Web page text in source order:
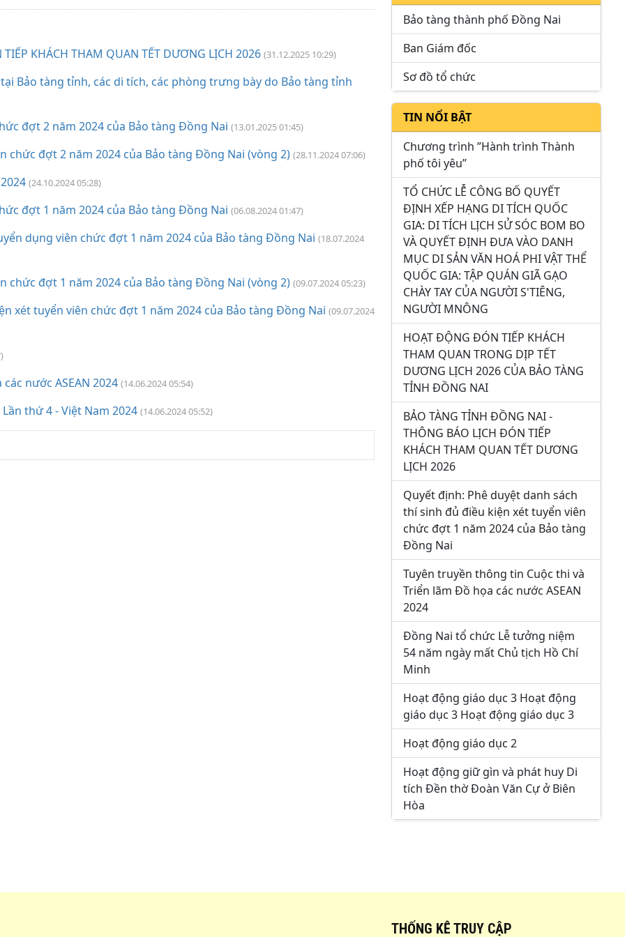
KHÁCH THAM QUAN TẾT DƯƠNG LỊCH 2026 (31.12.2025 10:29)
tại Bảo tàng tỉnh, các di tích, các phòng trưng bày do Bảo tàng tỉnh
đợt 2 năm 2024 của Bảo tàng Đồng Nai (13.01.2025 01:45)
chức đợt 2 năm 2024 của Bảo tàng Đồng Nai (vòng 2) (28.11.2024 07:06)
(24.10.2024 05:28)
đợt 1 năm 2024 của Bảo tàng Đồng Nai (06.08.2024 01:47)
dụng viên chức đợt 1 năm 2024 của Bảo tàng Đồng Nai (18.07.2024
chức đợt 1 năm 2024 của Bảo tàng Đồng Nai (vòng 2) (09.07.2024 05:23)
xét tuyển viên chức đợt 1 năm 2024 của Bảo tàng Đồng Nai (09.07.2024
nước ASEAN 2024 (14.06.2024 05:54)
thứ 4 - Việt Nam 2024 (14.06.2024 05:52)
Bảo tàng thành phố Đồng Nai
Ban Giám đốc
Sơ đồ tổ chức
TIN NỔI BẬT
Chương trình ”Hành trình Thành
phố tôi yêu”
TỔ CHỨC LỄ CÔNG BỐ QUYẾT
ĐỊNH XẾP HẠNG DI TÍCH QUỐC
GIA: DI TÍCH LỊCH SỬ SÓC BOM BO
VÀ QUYẾT ĐỊNH ĐƯA VÀO DANH
MỤC DI SẢN VĂN HOÁ PHI VẬT THỂ
QUỐC GIA: TẬP QUÁN GIÃ GẠO
CHÀY TAY CỦA NGƯỜI S'TIÊNG,
NGƯỜI MNÔNG
HOẠT ĐỘNG ĐÓN TIẾP KHÁCH
THAM QUAN TRONG DỊP TẾT
DƯƠNG LỊCH 2026 CỦA BẢO TÀNG
TỈNH ĐỒNG NAI
BẢO TÀNG TỈNH ĐỒNG NAI -
THÔNG BÁO LỊCH ĐÓN TIẾP
KHÁCH THAM QUAN TẾT DƯƠNG
LỊCH 2026
Quyết định: Phê duyệt danh sách
thí sinh đủ điều kiện xét tuyển viên
chức đợt 1 năm 2024 của Bảo tàng
Đồng Nai
Tuyên truyền thông tin Cuộc thi và
Triển lãm Đồ họa các nước ASEAN
2024
Đồng Nai tổ chức Lễ tưởng niệm
54 năm ngày mất Chủ tịch Hồ Chí
Minh
Hoạt động giáo dục 3 Hoạt động
giáo dục 3 Hoạt động giáo dục 3
Hoạt động giáo dục 2
Hoạt động giữ gìn và phát huy Di
tích Đền thờ Đoàn Văn Cự ở Biên
Hòa
THỐNG KÊ TRUY CẬP